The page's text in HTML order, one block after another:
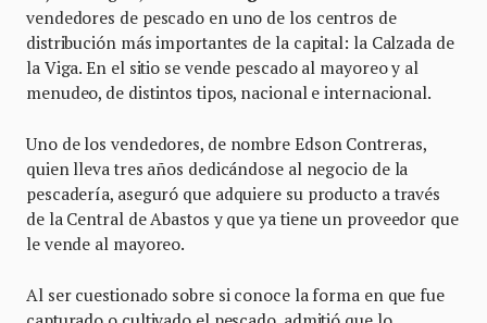
vendedores de pescado en uno de los centros de
distribución más importantes de la capital: la Calzada de
la Viga. En el sitio se vende pescado al mayoreo y al
menudeo, de distintos tipos, nacional e internacional.
Uno de los vendedores, de nombre Edson Contreras,
quien lleva tres años dedicándose al negocio de la
pescadería, aseguró que adquiere su producto a través
de la Central de Abastos y que ya tiene un proveedor que
le vende al mayoreo.
Al ser cuestionado sobre si conoce la forma en que fue